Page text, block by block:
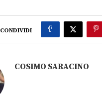
CONDIVIDI
COSIMO SARACINO